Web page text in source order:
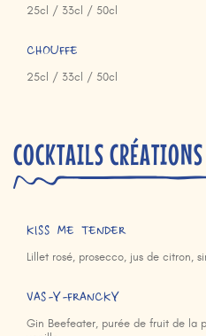
25cl / 33cl / 50cl
CHOUFFE
25cl / 33cl / 50cl
COCKTAILS CRÉATIONS
KISS ME TENDER
Lillet rosé, prosecco, jus de citron,
VAS-Y-FRANCKY
Gin Beefeater, purée de fruit de la